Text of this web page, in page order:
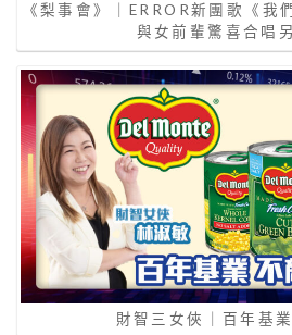
《梨事會》｜ERROR新團歌《我
與女前輩驚喜合唱
財智三女俠｜百年基